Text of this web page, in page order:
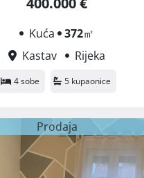
Kuća 372㎡
Kastav
Rijeka
4 sobe 5 kupaonice
Prodaja